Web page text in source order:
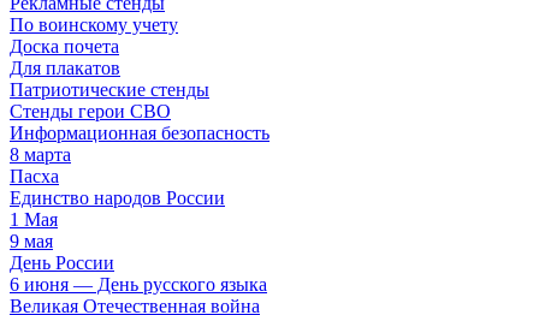
По воинскому учету
Доска почета
Для плакатов
Патриотические стенды
Стенды герои СВО
Информационная безопасность
8 марта
Пасха
Единство народов России
1 Мая
9 мая
День России
6 июня — День русского языка
Великая Отечественная война